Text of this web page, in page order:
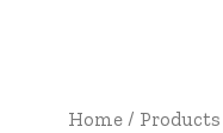
Home /